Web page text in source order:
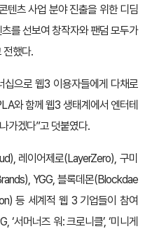
텐츠 사업 분야 진출을 위한 디딤
를 선보여 창작자와 팬덤 모두가
전했다.
십으로 웹3 이용자들에게 다채로
와 함께 웹3 생태계에서 엔터테
가겠다”고 덧붙였다.
레이어제로(LayerZero), 구미
YGG, 블록데몬(Blockdae
등 세계적 웹 3 기업들이 참여
서머너즈 워: 크로니클’, ‘미니게